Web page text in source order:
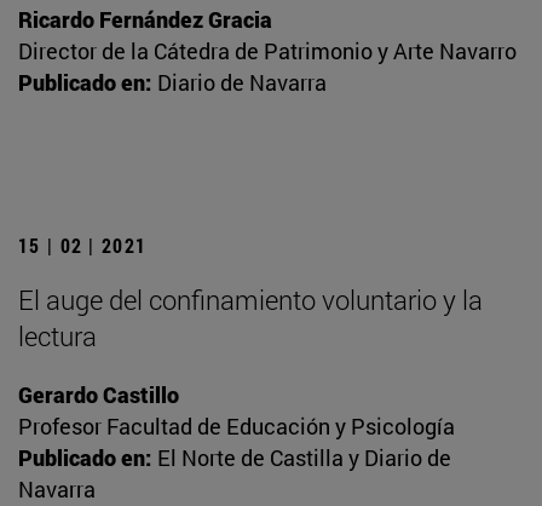
Ricardo Fernández Gracia
Director de la Cátedra de Patrimonio y Arte Navarro
Publicado en: Diario de Navarra
15 | 02 | 2021
El auge del confinamiento voluntario y la
lectura
Gerardo Castillo
Profesor Facultad de Educación y Psicología
Publicado en: El Norte de Castilla y Diario de
Navarra